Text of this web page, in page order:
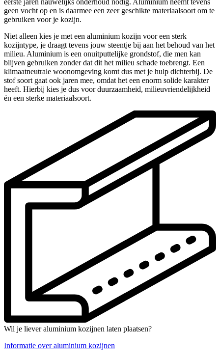
eerste jaren nauwelijks onderhoud nodig. Aluminium neemt tevens
geen vocht op en is daarmee een zeer geschikte materiaalsoort om te
gebruiken voor je kozijn.
Niet alleen kies je met een aluminium kozijn voor een sterk
kozijntype, je draagt tevens jouw steentje bij aan het behoud van het
milieu. Aluminium is een onuitputtelijke grondstof, die men kan
blijven gebruiken zonder dat dit het milieu schade toebrengt. Een
klimaatneutrale woonomgeving komt dus met je hulp dichterbij. De
stof soort gaat ook jaren mee, omdat het een enorm solide karakter
heeft. Hierbij kies je dus voor duurzaamheid, milieuvriendelijkheid
én een sterke materiaalsoort.
Wil je liever aluminium kozijnen laten plaatsen?
Informatie over aluminium kozijnen